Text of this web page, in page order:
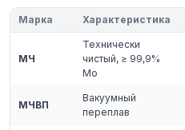
Марка Характеристика
МЧ
Технически
чистый, ≥ 99,9%
Mo
МЧВП
Вакуумный
переплав